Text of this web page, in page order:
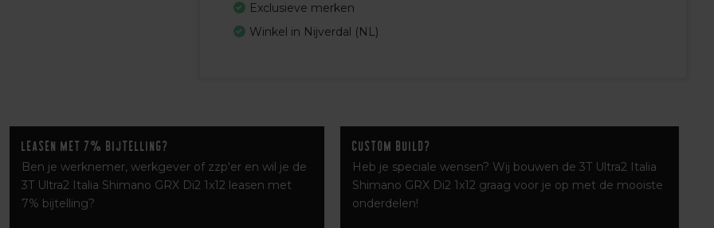
Exclusieve merken
Winkel in Nijverdal (NL)
Leasen met 7% bijtelling?
Ben je werknemer, werkgever of zzp'er en wil je de
3T Ultra2 Italia Shimano GRX Di2 1x12 leasen met
7% bijtelling?
Custom build?
Heb je speciale wensen? Wij bouwen de 3T Ultra2 Italia
Shimano GRX Di2 1x12 graag voor je op met de mooiste
onderdelen!